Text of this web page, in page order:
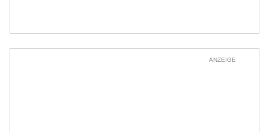
ANZEIGE